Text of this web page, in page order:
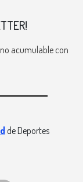
acumulable con
de Deportes